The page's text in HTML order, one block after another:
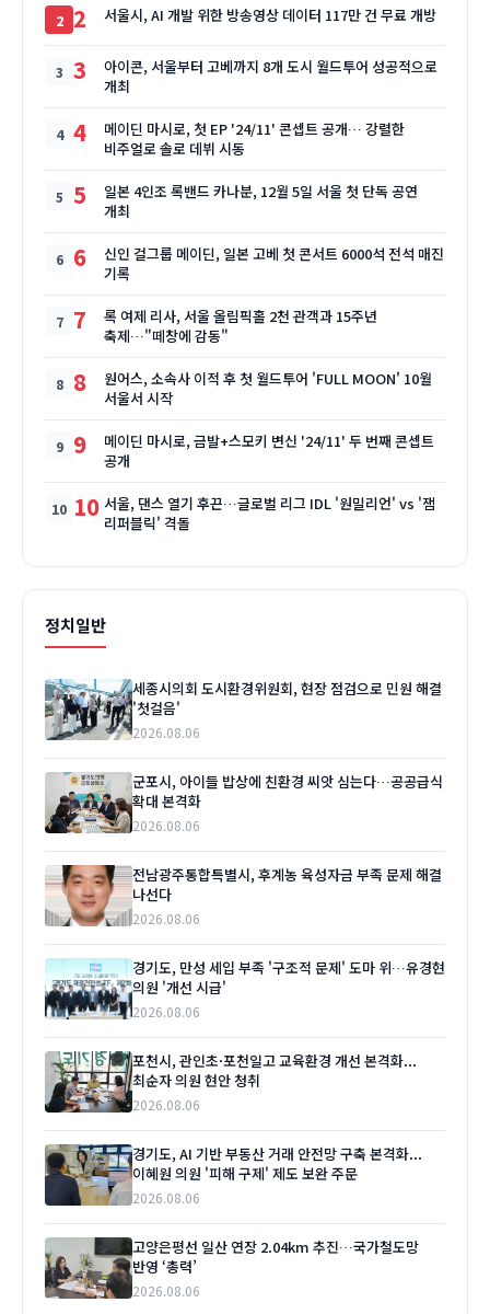
2 서울시, AI 개발 위한 방송영상 데이터 117만 건 무료 개방
3
아이콘, 서울부터 고베까지 8개 도시 월드투어 성공적으로
개최
4
메이딘 마시로, 첫 EP '24/11' 콘셉트 공개… 강렬한
비주얼로 솔로 데뷔 시동
5
일본 4인조 록밴드 카나분, 12월 5일 서울 첫 단독 공연
개최
6
신인 걸그룹 메이딘, 일본 고베 첫 콘서트 6000석 전석 매진
기록
7
록 여제 리사, 서울 올림픽홀 2천 관객과 15주년
축제…"떼창에 감동"
8
원어스, 소속사 이적 후 첫 월드투어 'FULL MOON' 10월
서울서 시작
9
메이딘 마시로, 금발+스모키 변신 '24/11' 두 번째 콘셉트
공개
10 서울, 댄스 열기 후끈…글로벌 리그 IDL '원밀리언' vs '잼
리퍼블릭' 격돌
정치일반
세종시의회 도시환경위원회, 현장 점검으로 민원 해결
'첫걸음'
2026.08.06
군포시, 아이들 밥상에 친환경 씨앗 심는다…공공급식
확대 본격화
2026.08.06
전남광주통합특별시, 후계농 육성자금 부족 문제 해결
나선다
2026.08.06
경기도, 만성 세입 부족 '구조적 문제' 도마 위…유경현
의원 '개선 시급'
2026.08.06
포천시, 관인초·포천일고 교육환경 개선 본격화...
최순자 의원 현안 청취
2026.08.06
경기도, AI 기반 부동산 거래 안전망 구축 본격화...
이혜원 의원 '피해 구제' 제도 보완 주문
2026.08.06
고양은평선 일산 연장 2.04km 추진…국가철도망
반영 ‘총력’
2026.08.06